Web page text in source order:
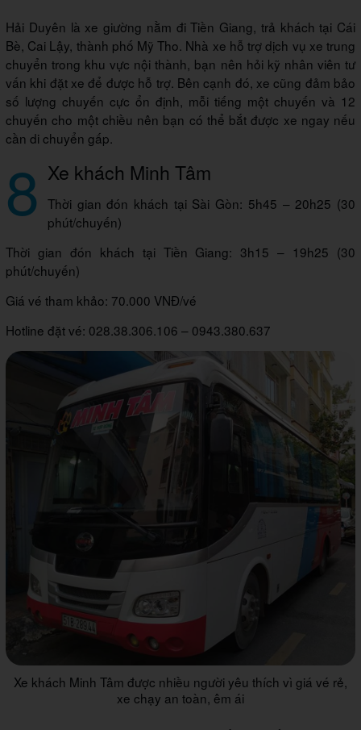
Hải Duyên là xe giường nằm đi Tiền Giang, trả khách tại Cái
Bè, Cai Lậy, thành phố Mỹ Tho. Nhà xe hỗ trợ dịch vụ xe trung
chuyển trong khu vực nội thành, bạn nên hỏi kỹ nhân viên tư
vấn khi đặt xe để được hỗ trợ. Bên cạnh đó, xe cũng đảm bảo
số lượng chuyến cực ổn định, mỗi tiếng một chuyến và 12
chuyến cho một chiều nên bạn có thể bắt được xe ngay nếu
cần di chuyển gấp.
8 Xe khách Minh Tâm
Thời gian đón khách tại Sài Gòn: 5h45 – 20h25 (30
phút/chuyến)
Thời gian đón khách tại Tiền Giang: 3h15 – 19h25 (30
phút/chuyến)
Giá vé tham khảo: 70.000 VNĐ/vé
Hotline đặt vé: 028.38.306.106 – 0943.380.637
Xe khách Minh Tâm được nhiều người yêu thích vì giá vé rẻ,
xe chạy an toàn, êm ái